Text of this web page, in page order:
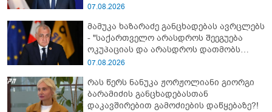
07.08.2026
მამუკა ხაზარაძე განცხადებას ავრცლებს
- "საქართველო არასდროს შეეგუება
ოკუპაციას და არასდროს დათმობს
თავისუფლებას!"
07.08.2026
რას წერს ნანუკა ჟორჟოლიანი გიორგი
ბარამიძის განცხადებასთან
დაკავშირებით გამოძიების დაწყებაზე?!